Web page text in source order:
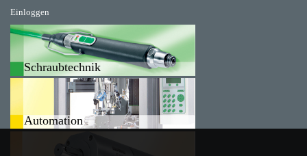
Einloggen
Schraubtechnik
Automation